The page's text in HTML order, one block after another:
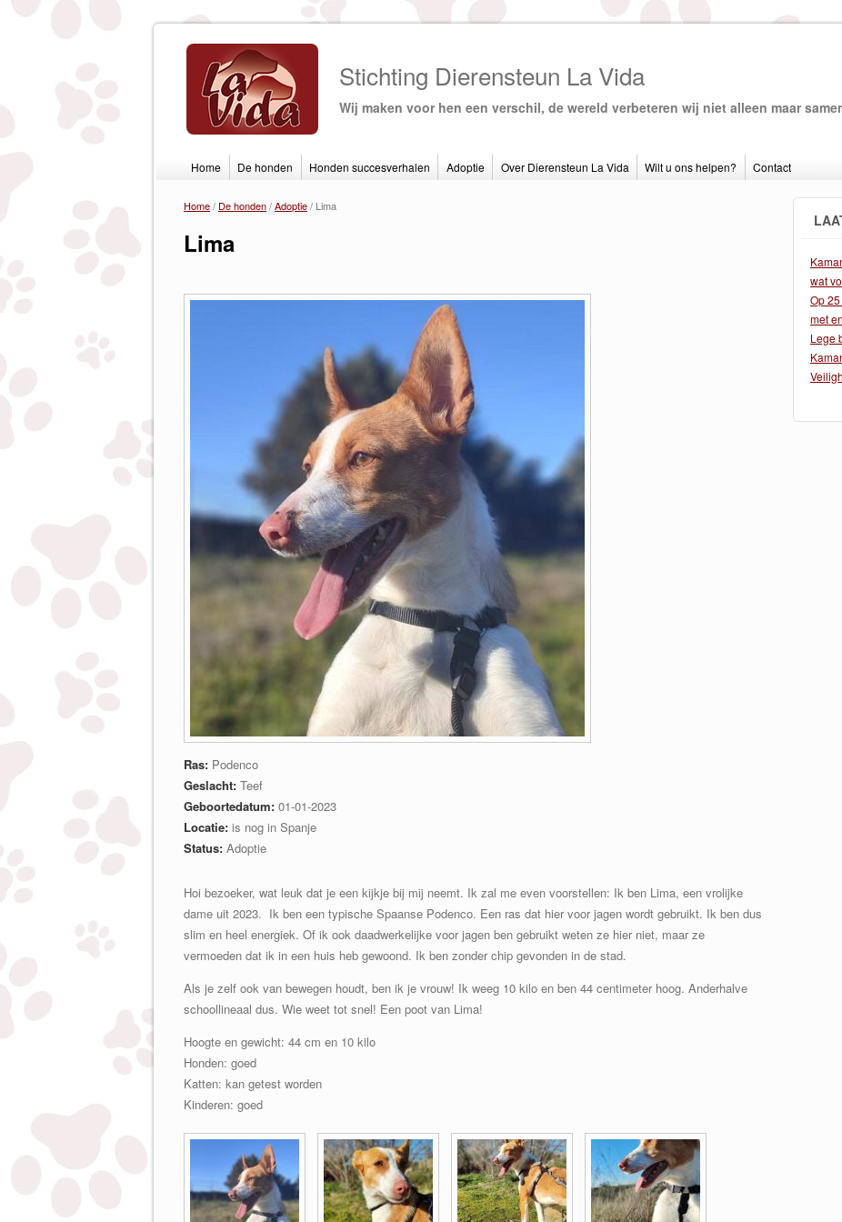
Stichting Dierensteun La Vida
Wij maken voor hen een verschil, de wereld verbeteren wij niet alleen maar
Home De honden Honden succesverhalen Adoptie Over Dierensteun La Vida Wilt u ons helpen? Contact
Home/ De honden/Adoptie/ Lima
Lima
Ras: Podenco
Geslacht: Teef
Geboortedatum: 01-01-2023
Locatie: is nog in Spanje
Status: Adoptie
Hoi bezoeker, wat leuk dat je een kijkje bij mij neemt. Ik zal me even voorstellen: Ik ben Lima, een vrolijke
dame uit 2023. Ik ben een typische Spaanse Podenco. Een ras dat hier voor jagen wordt gebruikt. Ik ben dus
slim en heel energiek. Of ik ook daadwerkelijke voor jagen ben gebruikt weten ze hier niet, maar ze
vermoeden dat ik in een huis heb gewoond. Ik ben zonder chip gevonden in de stad.
Als je zelf ook van bewegen houdt, ben ik je vrouw! Ik weeg 10 kilo en ben 44 centimeter hoog. Anderhalve
schoollineaal dus. Wie weet tot snel! Een poot van Lima!
Hoogte en gewicht: 44 cm en 10 kilo
Honden: goed
Katten: kan getest worden
Kinderen: goed
wat
Op
met
Lege